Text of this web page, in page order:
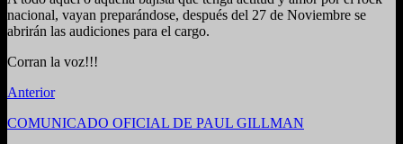
nacional, vayan preparándose, después del 27 de Noviembre se
abrirán las audiciones para el cargo.
Corran la voz!!!
Anterior
COMUNICADO OFICIAL DE PAUL GILLMAN